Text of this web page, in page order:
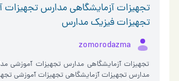
تجهیزات آزمایشگاهی مدارس
تجهیزات فیزیک مدارس
zomorodazma
تجهیزات آزمایشگاهی مدارس تجهیزات آموزشی
مدارس تجهیزات آزمایشگاهی تجهیزات آموزشی